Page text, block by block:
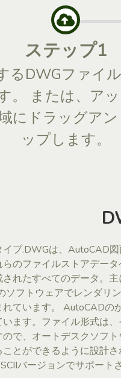
ステップ1
るDWGファイ
。 または、ア
にドラッグア
ップします。
イプ.DWGは、AutoCAD
らのファイルストアデー
れたすべてのデータ。
ソフトウェアでレンダリ
れています。 AutoCADの
います。ファイル形式は
ので、オートデスクソフ
ことができるように設計
バージョンでサポート